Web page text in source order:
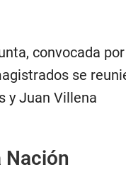
convocada por
se
y Juan Villena
Nación